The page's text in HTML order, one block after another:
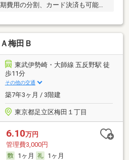
用の分割、カード決済も可能で
梅田Ｂ
東武伊勢崎・大師線 五反野駅 徒
歩11分
その他の交通
築7年3ヶ月 / 3階建
東京都足立区梅田１丁目
6.10万円
管理費3,000円
1ヶ月
1ヶ月